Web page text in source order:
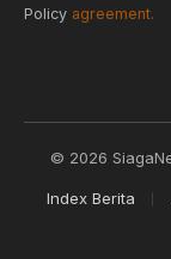
Policy agreement.
© 2026
Index Berita